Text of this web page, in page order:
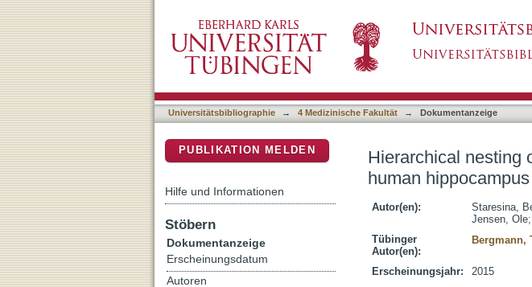
Hierarchical nesting of slow oscillations,
sleep
Universitätsbibliographie → 4 Medizinische Fakultät → Dokumentanzeige
Hierarchical nesting
human
Autor(en): Staresina,
Jensen, Ole;
Tübinger
Autor(en):
Bergmann,
Erscheinungsjahr:
2015
PUBLIKATION MELDEN
Hilfe und Informationen
Stöbern
Dokumentanzeige
Erscheinungsdatum
Autoren